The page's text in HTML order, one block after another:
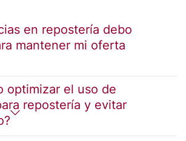
en repostería debo
mantener mi oferta
optimizar el uso de
repostería y evitar